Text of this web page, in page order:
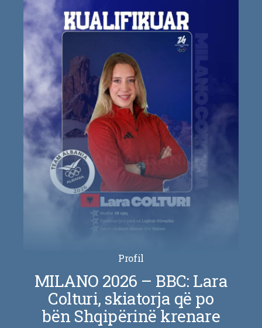
Profil
MILANO 2026 – BBC: Lara
Colturi, skiatorja që po
bën Shqipërinë krenare